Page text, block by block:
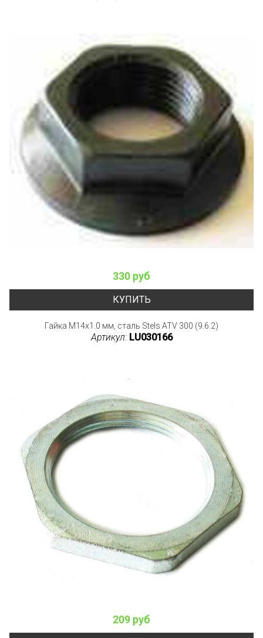
330 руб
КУПИТЬ
Гайка M14x1.0 мм, сталь Stels ATV 300 (9.6.2)
Артикул: LU030166
209 руб